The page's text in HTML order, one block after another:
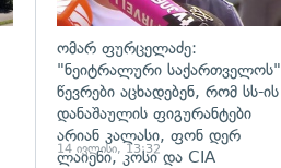
ომარ ფურცელაძე:
"ნეიტრალური საქართველოს"
წევრები აცხადებენ, რომ სს-ის
დანაშაულის ფიგურანტები
არიან კალასი, ფონ დერ
ლაიენი, კოსი და CIA
14 ივლისი, 13:32